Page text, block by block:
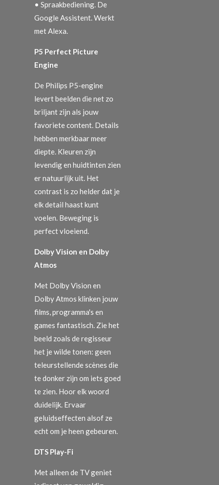
• Spraakbediening. De
Google Assistent. Werkt
met Alexa.
P5 Perfect Picture
Engine
De Philips P5-engine
levert beelden die net zo
briljant zijn als jouw
favoriete content. Details
hebben merkbaar meer
diepte. Kleuren zijn
levendig en huidtinten zien
er natuurlijk uit. Het
contrast is zo helder dat je
elk detail haast kunt
voelen. Beweging is
perfect vloeiend.
Dolby Vision en Dolby
Atmos
Met Dolby Vision en
Dolby Atmos klinken jouw
films, programma's en
games fantastisch. Zie het
beeld zoals de regisseur
het je wilde tonen: geen
teleurstellende scènes die
te donker zijn om iets goed
te zien. Hoor elk woord
duidelijk. Ervaar
geluidseffecten alsof ze
echt om je heen gebeuren.
DTS Play-Fi
Met alleen de TV geniet